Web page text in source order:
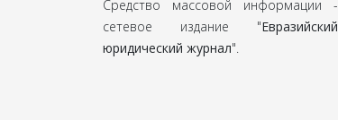
Средство массовой информации -
сетевое издание "Евразийский
юридический журнал".